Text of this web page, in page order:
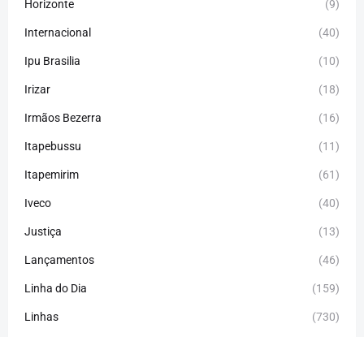
Horizonte (9)
Internacional (40)
Ipu Brasilia (10)
Irizar (18)
Irmãos Bezerra (16)
Itapebussu (11)
Itapemirim (61)
Iveco (40)
Justiça (13)
Lançamentos (46)
Linha do Dia (159)
Linhas (730)